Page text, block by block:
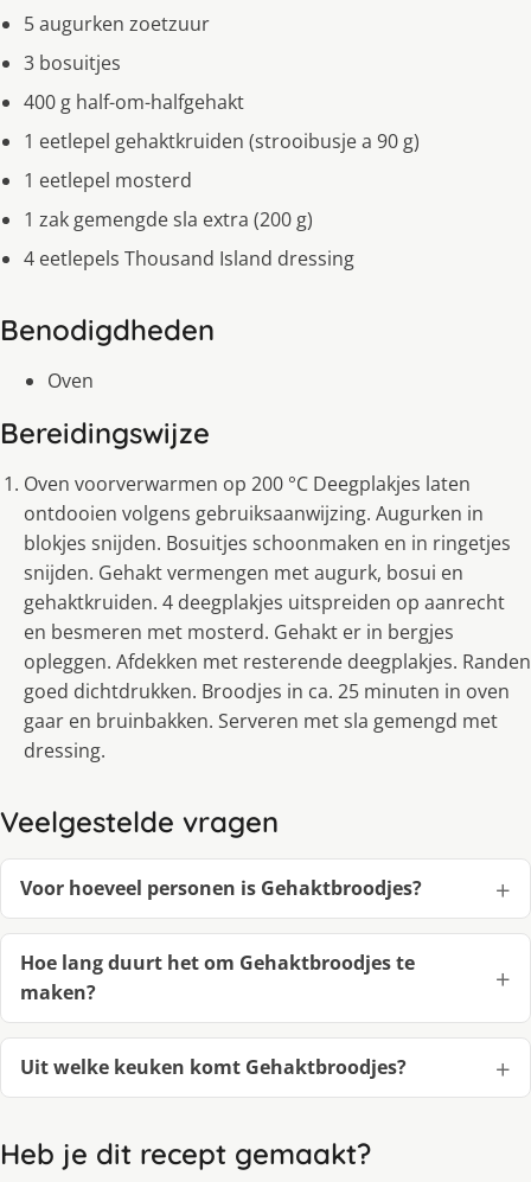
5 augurken zoetzuur
3 bosuitjes
400 g half-om-halfgehakt
1 eetlepel gehaktkruiden (strooibusje a 90 g)
1 eetlepel mosterd
1 zak gemengde sla extra (200 g)
4 eetlepels Thousand Island dressing
Benodigdheden
Oven
Bereidingswijze
Oven voorverwarmen op 200 °C Deegplakjes laten
ontdooien volgens gebruiksaanwijzing. Augurken in
blokjes snijden. Bosuitjes schoonmaken en in ringetjes
snijden. Gehakt vermengen met augurk, bosui en
gehaktkruiden. 4 deegplakjes uitspreiden op aanrecht
en besmeren met mosterd. Gehakt er in bergjes
opleggen. Afdekken met resterende deegplakjes. Randen
goed dichtdrukken. Broodjes in ca. 25 minuten in oven
gaar en bruinbakken. Serveren met sla gemengd met
dressing.
Veelgestelde vragen
Voor hoeveel personen is Gehaktbroodjes?
Hoe lang duurt het om Gehaktbroodjes te
maken?
Uit welke keuken komt Gehaktbroodjes?
Heb je dit recept gemaakt?